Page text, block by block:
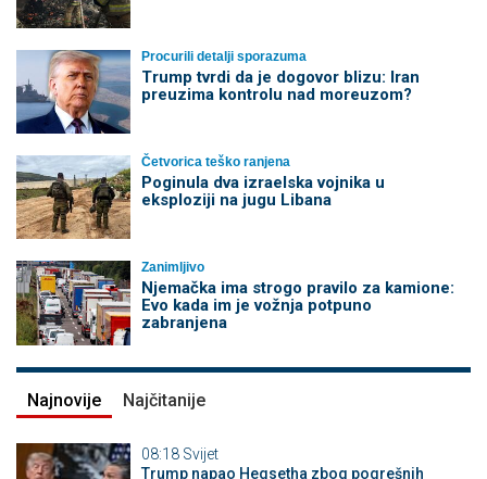
Procurili detalji sporazuma
Trump tvrdi da je dogovor blizu: Iran
preuzima kontrolu nad moreuzom?
Četvorica teško ranjena
Poginula dva izraelska vojnika u
eksploziji na jugu Libana
Zanimljivo
Njemačka ima strogo pravilo za kamione:
Evo kada im je vožnja potpuno
zabranjena
Najnovije Najčitanije
08:18 Svijet
Trump napao Hegsetha zbog pogrešnih